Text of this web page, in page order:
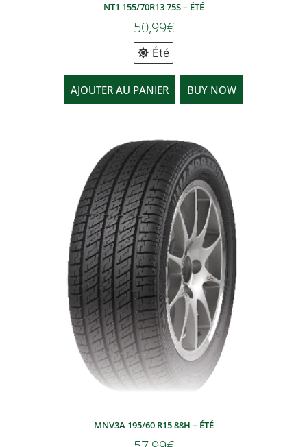
NT1 155/70R13 75S – ÉTÉ
50,99€
Été
AJOUTER AU PANIER BUY NOW
MNV3A 195/60 R15 88H – ÉTÉ